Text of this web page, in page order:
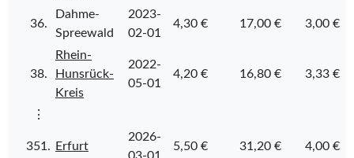
36.
Dahme-
Spreewald
2023-
02-01
4,30 € 17,00 € 3,00 €
38.
Rhein-
Hunsrück-
Kreis
2022-
05-01
4,20 € 16,80 € 3,33 €
⋮
351. Erfurt
2026-
5,50 € 31,20 € 4,00 €